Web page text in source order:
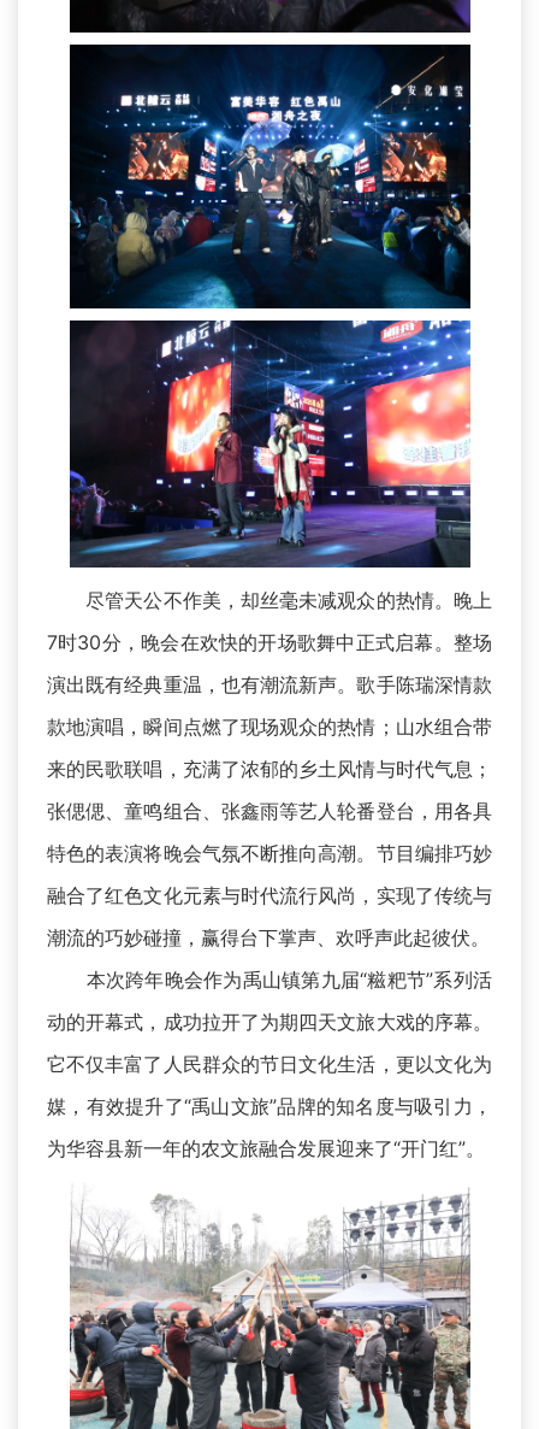
尽管天公不作美，却丝毫未减观众的热情。晚上
7时30分，晚会在欢快的开场歌舞中正式启幕。整场
演出既有经典重温，也有潮流新声。歌手陈瑞深情款
款地演唱，瞬间点燃了现场观众的热情；山水组合带
来的民歌联唱，充满了浓郁的乡土风情与时代气息；
张偲偲、童鸣组合、张鑫雨等艺人轮番登台，用各具
特色的表演将晚会气氛不断推向高潮。节目编排巧妙
融合了红色文化元素与时代流行风尚，实现了传统与
潮流的巧妙碰撞，赢得台下掌声、欢呼声此起彼伏。
本次跨年晚会作为禹山镇第九届“糍粑节”系列活
动的开幕式，成功拉开了为期四天文旅大戏的序幕。
它不仅丰富了人民群众的节日文化生活，更以文化为
媒，有效提升了“禹山文旅”品牌的知名度与吸引力，
为华容县新一年的农文旅融合发展迎来了“开门红”。